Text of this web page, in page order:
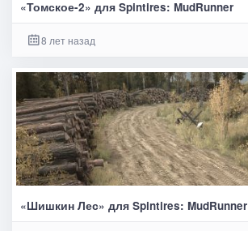
«Томское-2» для Spintires: MudRunner
8 лет назад
«Шишкин Лес» для Spintires: MudRunner